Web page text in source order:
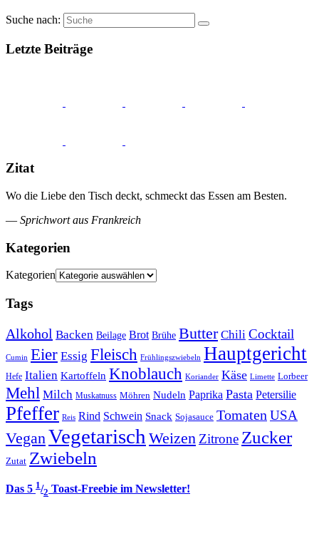
Suche nach:
Letzte Beiträge
Zitat
Wo die Liebe den Tisch deckt, schmeckt das Essen am Besten.
— Sprichwort aus Frankreich
Kategorien
Kategorien
Tags
Alkohol Backen Beilage Brot Brühe Butter Chili Cocktail
Cumin Eier Essig Fleisch Frühlingszwiebeln Hauptgericht
Hefe Italien Kartoffeln Knoblauch Koriander Käse Limette Lorbeer
Mehl Milch Muskatnuss Möhren Nudeln Paprika Pasta Petersilie
Pfeffer Reis Rind Schwein Snack Sojasauce Tomaten USA
VeganVegetarisch Weizen Zitrone Zucker
Zutat Zwiebeln
Das 5 1/2 Toast-Freebie im Newsletter!